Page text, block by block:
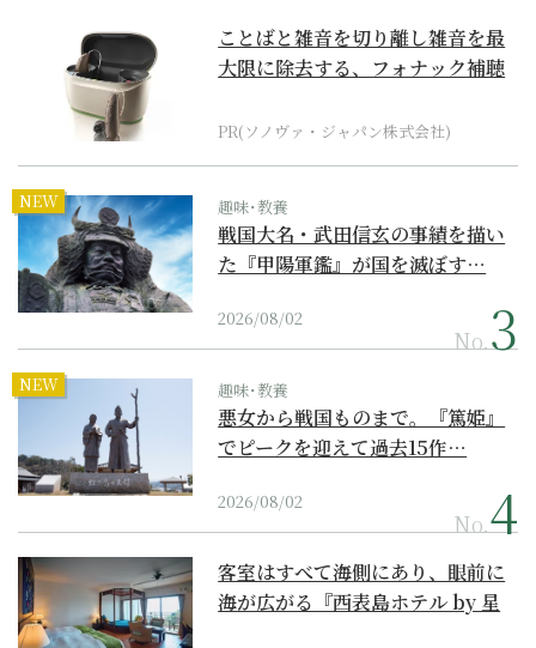
ことばと雑音を切り離し雑音を最
大限に除去する、フォナック補聴
PR(ソノヴァ・ジャパン株式会社)
NEW 趣味･教養
戦国大名・武田信玄の事績を描い
た『甲陽軍鑑』が国を滅ぼす…
2026/08/02
No.
NEW 趣味･教養
悪女から戦国ものまで。『篤姫』
でピークを迎えて過去15作…
2026/08/02
No.
客室はすべて海側にあり、眼前に
海が広がる『西表島ホテル by 星